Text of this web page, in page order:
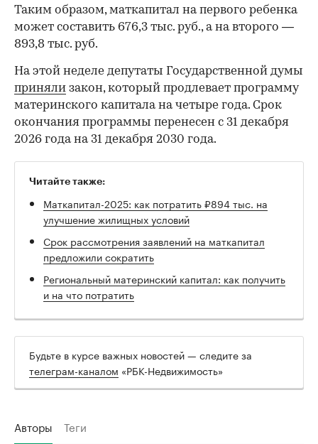
Таким образом, маткапитал на первого ребенка
может составить 676,3 тыс. руб., а на второго —
893,8 тыс. руб.
На этой неделе депутаты Государственной думы
приняли закон, который продлевает программу
материнского капитала на четыре года. Срок
окончания программы перенесен с 31 декабря
2026 года на 31 декабря 2030 года.
Читайте также:
Маткапитал-2025: как потратить ₽894 тыс. на
улучшение жилищных условий
Срок рассмотрения заявлений на маткапитал
предложили сократить
Региональный материнский капитал: как получить
и на что потратить
Будьте в курсе важных новостей — следите за
телеграм-каналом «РБК-Недвижимость»
Авторы Теги